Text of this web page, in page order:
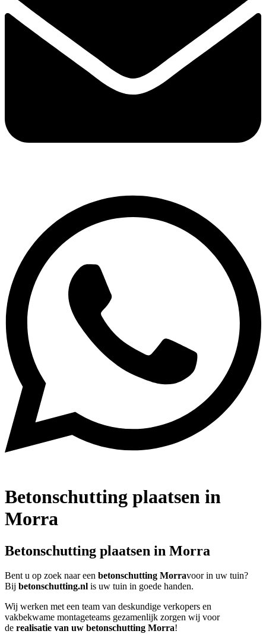
Betonschutting plaatsen in
Morra
Betonschutting plaatsen in Morra
Bent u op zoek naar een betonschutting Morravoor in uw tuin?
Bij betonschutting.nl is uw tuin in goede handen.
Wij werken met een team van deskundige verkopers en
vakbekwame montageteams gezamenlijk zorgen wij voor
de realisatie van uw betonschutting Morra!